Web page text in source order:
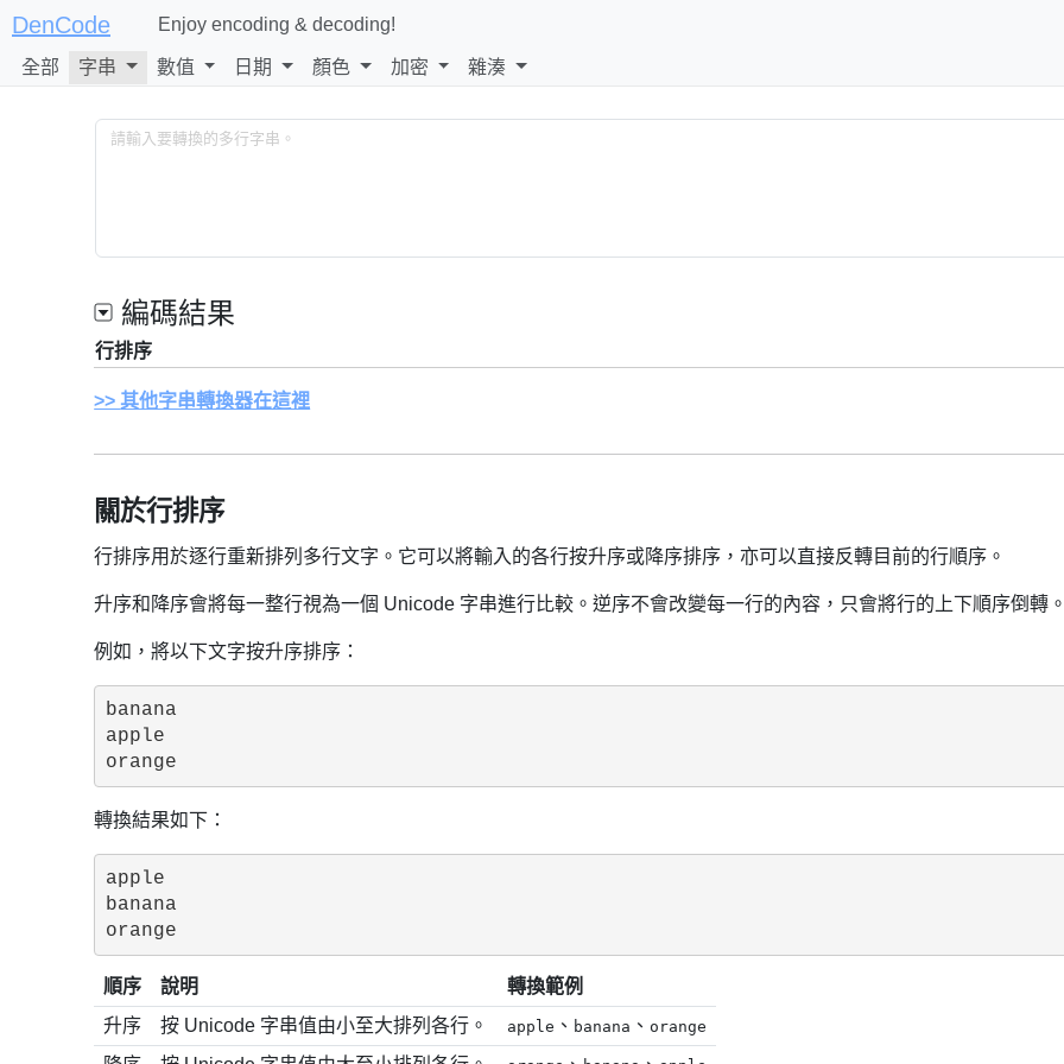
DenCode Enjoy encoding & decoding!
全部 字串 數值 日期 顏色 加密 雜湊
編碼結果
行排序
其他字串轉換器在這裡
關於行排序
行排序用於逐行重新排列多行文字。它可以將輸入的各行按升序或降序排序，亦可以直接反轉目前的行順序。
升序和降序會將每一整行視為一個 Unicode 字串進行比較。逆序不會改變每一行的內容，只會將行的上下順序倒轉
例如，將以下文字按升序排序：
banana
apple
轉換結果如下：
apple
banana
順序 說明
轉換範例
升序
按 Unicode 字串值由小至大排列各行。 apple 、 banana 、 orange